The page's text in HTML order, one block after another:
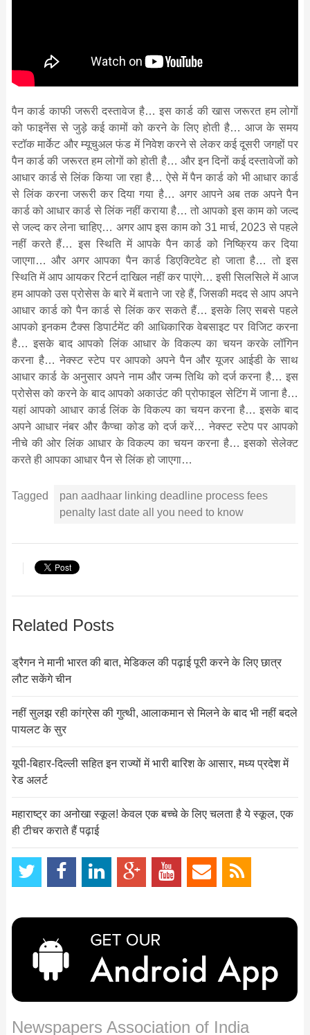
पैन कार्ड काफी जरूरी दस्तावेज है… इस कार्ड की खास जरूरत हम लोगों
को फाइनेंस से जुड़े कई कामों को करने के लिए होती है… आज के समय
स्टॉक मार्केट और म्यूचुअल फंड में निवेश करने से लेकर कई दूसरी जगहों पर
पैन कार्ड की जरूरत हम लोगों को होती है… और इन दिनों कई दस्तावेजों को
आधार कार्ड से लिंक किया जा रहा है… ऐसे में पैन कार्ड को भी आधार कार्ड
से लिंक करना जरूरी कर दिया गया है… अगर आपने अब तक अपने पैन
कार्ड को आधार कार्ड से लिंक नहीं कराया है… तो आपको इस काम को जल्द
से जल्द कर लेना चाहिए… अगर आप इस काम को 31 मार्च, 2023 से पहले
नहीं करते हैं… इस स्थिति में आपके पैन कार्ड को निष्क्रिय कर दिया
जाएगा… और अगर आपका पैन कार्ड डिएक्टिवेट हो जाता है… तो इस
स्थिति में आप आयकर रिटर्न दाखिल नहीं कर पाएंगे… इसी सिलसिले में आज
हम आपको उस प्रोसेस के बारे में बताने जा रहे हैं, जिसकी मदद से आप अपने
आधार कार्ड को पैन कार्ड से लिंक कर सकते हैं… इसके लिए सबसे पहले
आपको इनकम टैक्स डिपार्टमेंट की आधिकारिक वेबसाइट पर विजिट करना
है… इसके बाद आपको लिंक आधार के विकल्प का चयन करके लॉगिन
करना है… नेक्स्ट स्टेप पर आपको अपने पैन और यूजर आईडी के साथ
आधार कार्ड के अनुसार अपने नाम और जन्म तिथि को दर्ज करना है… इस
प्रोसेस को करने के बाद आपको अकाउंट की प्रोफाइल सेटिंग में जाना है…
यहां आपको आधार कार्ड लिंक के विकल्प का चयन करना है… इसके बाद
अपने आधार नंबर और कैप्चा कोड को दर्ज करें… नेक्स्ट स्टेप पर आपको
नीचे की ओर लिंक आधार के विकल्प का चयन करना है… इसको सेलेक्ट
करते ही आपका आधार पैन से लिंक हो जाएगा…
Tagged
pan aadhaar linking deadline process fees
penalty last date all you need to know
Related Posts
ड्रैगन ने मानी भारत की बात, मेडिकल की पढ़ाई पूरी करने के लिए छात्र
लौट सकेंगे चीन
नहीं सुलझ रही कांग्रेस की गुत्थी, आलाकमान से मिलने के बाद भी नहीं बदले
पायलट के सुर
यूपी-बिहार-दिल्ली सहित इन राज्यों में भारी बारिश के आसार, मध्य प्रदेश में
रेड अलर्ट
महाराष्ट्र का अनोखा स्कूल! केवल एक बच्‍चे के लिए चलता है ये स्‍कूल, एक
ही टीचर कराते हैं पढ़ाई
Newspapers Association of India